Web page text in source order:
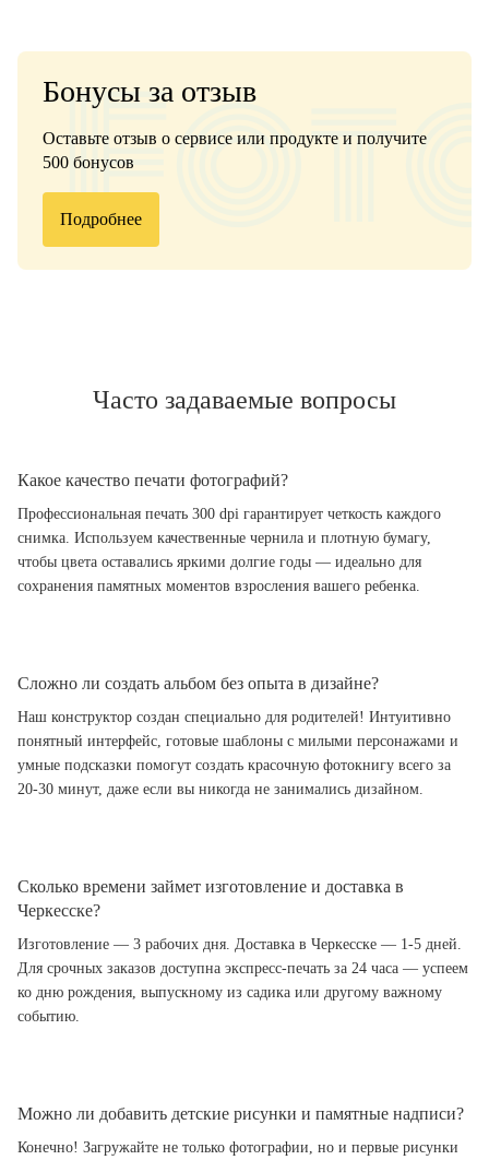
Бонусы за отзыв
Оставьте отзыв о сервисе или продукте и получите
500 бонусов
Подробнее
Часто задаваемые вопросы
Какое качество печати фотографий?
Профессиональная печать 300 dpi гарантирует четкость каждого
снимка. Используем качественные чернила и плотную бумагу,
чтобы цвета оставались яркими долгие годы — идеально для
сохранения памятных моментов взросления вашего ребенка.
Сложно ли создать альбом без опыта в дизайне?
Наш конструктор создан специально для родителей! Интуитивно
понятный интерфейс, готовые шаблоны с милыми персонажами и
умные подсказки помогут создать красочную фотокнигу всего за
20-30 минут, даже если вы никогда не занимались дизайном.
Сколько времени займет изготовление и доставка в
Черкесске?
Изготовление — 3 рабочих дня. Доставка в Черкесске — 1-5 дней.
Для срочных заказов доступна экспресс-печать за 24 часа — успеем
ко дню рождения, выпускному из садика или другому важному
событию.
Можно ли добавить детские рисунки и памятные надписи?
Конечно! Загружайте не только фотографии, но и первые рисунки